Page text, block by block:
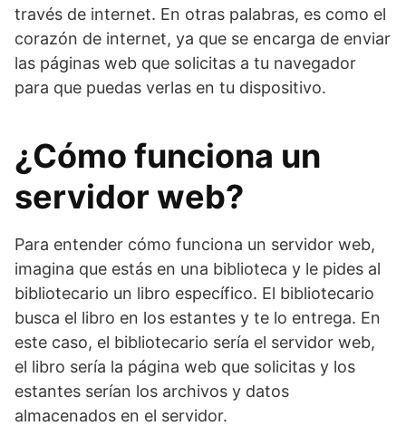
través de internet. En otras palabras, es como el
corazón de internet, ya que se encarga de enviar
las páginas web que solicitas a tu navegador
para que puedas verlas en tu dispositivo.
¿Cómo funciona un
servidor web?
Para entender cómo funciona un servidor web,
imagina que estás en una biblioteca y le pides al
bibliotecario un libro específico. El bibliotecario
busca el libro en los estantes y te lo entrega. En
este caso, el bibliotecario sería el servidor web,
el libro sería la página web que solicitas y los
estantes serían los archivos y datos
almacenados en el servidor.